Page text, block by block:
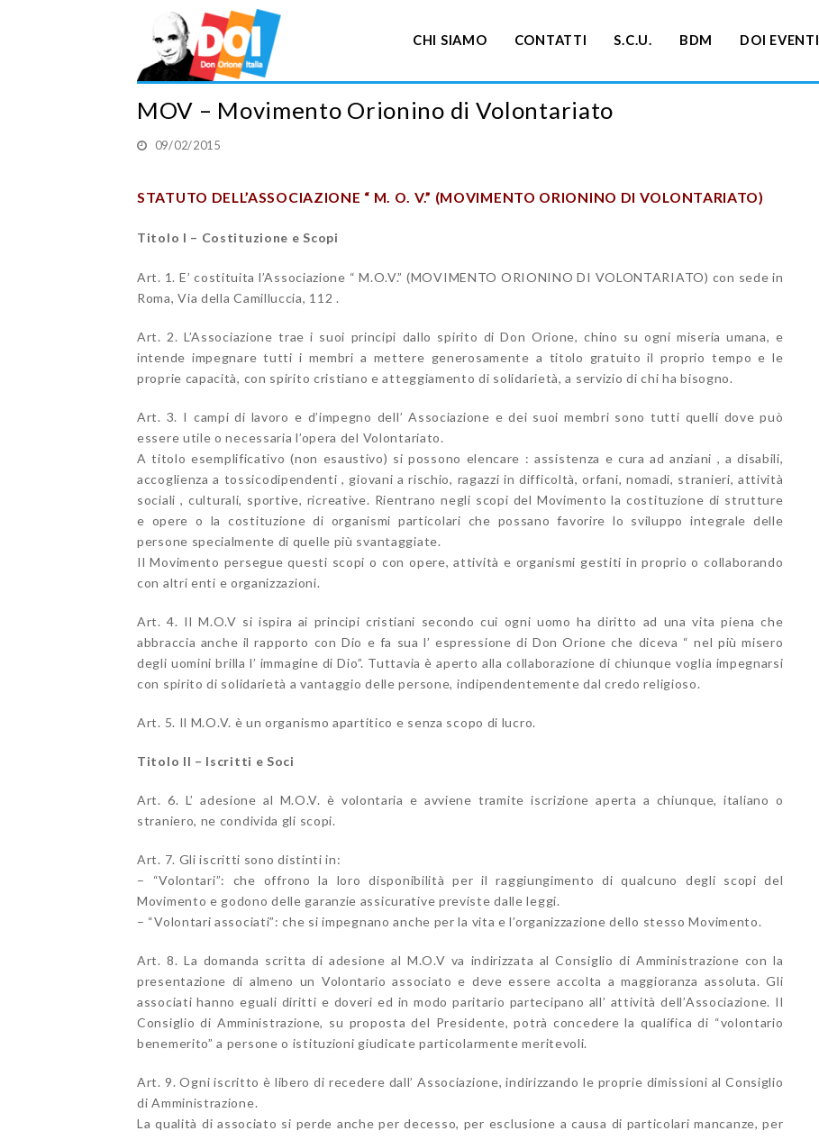
CHI SIAMO CONTATTI S.C.U. BDM DOI EVENTI
MOV – Movimento Orionino di Volontariato
09/02/2015
STATUTO DELL’ASSOCIAZIONE “ M. O. V.” (MOVIMENTO ORIONINO DI VOLONTARIATO)
Titolo I – Costituzione e Scopi
Art. 1. E’ costituita l’Associazione “ M.O.V.” (MOVIMENTO ORIONINO DI VOLONTARIATO) con sede in
Roma, Via della Camilluccia, 112 .
Art. 2. L’Associazione trae i suoi principi dallo spirito di Don Orione, chino su ogni miseria umana, e
intende impegnare tutti i membri a mettere generosamente a titolo gratuito il proprio tempo e le
proprie capacità, con spirito cristiano e atteggiamento di solidarietà, a servizio di chi ha bisogno.
Art. 3. I campi di lavoro e d’impegno dell’ Associazione e dei suoi membri sono tutti quelli dove può
essere utile o necessaria l’opera del Volontariato.
A titolo esemplificativo (non esaustivo) si possono elencare : assistenza e cura ad anziani , a disabili,
accoglienza a tossicodipendenti , giovani a rischio, ragazzi in difficoltà, orfani, nomadi, stranieri, attività
sociali , culturali, sportive, ricreative. Rientrano negli scopi del Movimento la costituzione di strutture
e opere o la costituzione di organismi particolari che possano favorire lo sviluppo integrale delle
persone specialmente di quelle più svantaggiate.
Il Movimento persegue questi scopi o con opere, attività e organismi gestiti in proprio o collaborando
con altri enti e organizzazioni.
Art. 4. Il M.O.V si ispira ai principi cristiani secondo cui ogni uomo ha diritto ad una vita piena che
abbraccia anche il rapporto con Dio e fa sua l’ espressione di Don Orione che diceva “ nel più misero
degli uomini brilla l’ immagine di Dio”. Tuttavia è aperto alla collaborazione di chiunque voglia impegnarsi
con spirito di solidarietà a vantaggio delle persone, indipendentemente dal credo religioso.
Art. 5. Il M.O.V. è un organismo apartitico e senza scopo di lucro.
Titolo II – Iscritti e Soci
Art. 6. L’ adesione al M.O.V. è volontaria e avviene tramite iscrizione aperta a chiunque, italiano o
straniero, ne condivida gli scopi.
Art. 7. Gli iscritti sono distinti in:
– “Volontari”: che offrono la loro disponibilità per il raggiungimento di qualcuno degli scopi del
Movimento e godono delle garanzie assicurative previste dalle leggi.
– “Volontari associati”: che si impegnano anche per la vita e l’organizzazione dello stesso Movimento.
Art. 8. La domanda scritta di adesione al M.O.V va indirizzata al Consiglio di Amministrazione con la
presentazione di almeno un Volontario associato e deve essere accolta a maggioranza assoluta. Gli
associati hanno eguali diritti e doveri ed in modo paritario partecipano all’ attività dell’Associazione. Il
Consiglio di Amministrazione, su proposta del Presidente, potrà concedere la qualifica di “volontario
benemerito” a persone o istituzioni giudicate particolarmente meritevoli.
Art. 9. Ogni iscritto è libero di recedere dall’ Associazione, indirizzando le proprie dimissioni al Consiglio
di Amministrazione.
La qualità di associato si perde anche per decesso, per esclusione a causa di particolari mancanze, per